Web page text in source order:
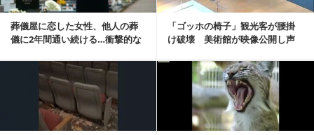
葬儀屋に恋した女性、他人の葬
儀に2年間通い続ける…衝撃的な
「ゴッホの椅子」観光客が腰掛
け破壊 美術館が映像公開し声
記事を読む